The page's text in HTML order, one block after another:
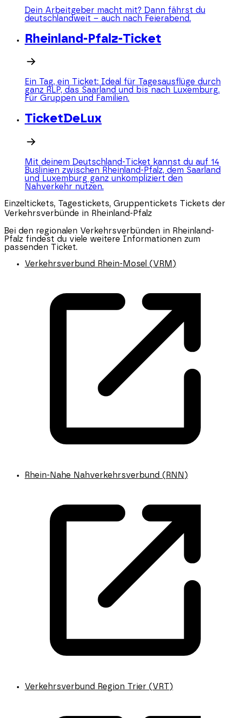
Dein Arbeitgeber macht mit? Dann fährst du
deutschlandweit – auch nach Feierabend.
Rheinland-Pfalz-Ticket
Ein Tag, ein Ticket: Ideal für Tagesausflüge durch
ganz RLP, das Saarland und bis nach Luxemburg.
Für Gruppen und Familien.
TicketDeLux
Mit deinem Deutschland-Ticket kannst du auf 14
Buslinien zwischen Rheinland-Pfalz, dem Saarland
und Luxemburg ganz unkompliziert den
Nahverkehr nutzen.
Einzeltickets, Tagestickets, Gruppentickets Tickets der
Verkehrsverbünde in Rheinland-Pfalz
Bei den regionalen Verkehrsverbünden in Rheinland-
Pfalz findest du viele weitere Informationen zum
passenden Ticket.
Verkehrsverbund Rhein-Mosel (VRM)
Rhein-Nahe Nahverkehrsverbund (RNN)
Verkehrsverbund Region Trier (VRT)